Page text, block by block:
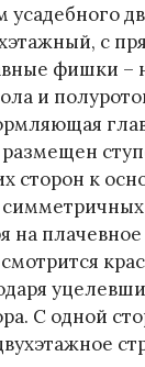
с
фишки –
и
сторон к
на плачевное
С одной